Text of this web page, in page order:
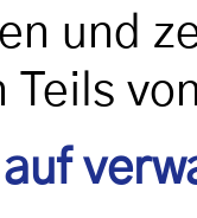
und
Teils